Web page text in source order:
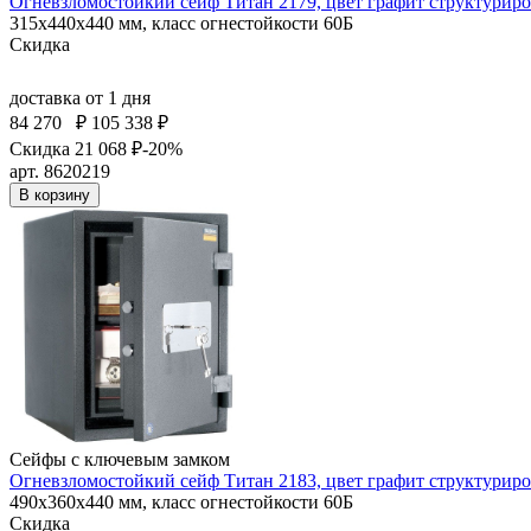
315x440x440 мм, класс огнестойкости 60Б
Скидка
доставка от 1 дня
84 270
₽ 105 338 ₽
Скидка 21 068 ₽-20%
арт. 8620219
В корзину
Сейфы с ключевым замком
Огневзломостойкий сейф Титан 2183, цвет графит
490x360x440 мм, класс огнестойкости 60Б
Скидка